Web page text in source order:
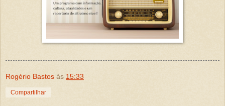
Rogério Bastos às 15:33
Compartilhar